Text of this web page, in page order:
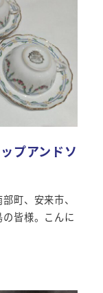
プアンドソ
町、安来市、
皆様。こんに